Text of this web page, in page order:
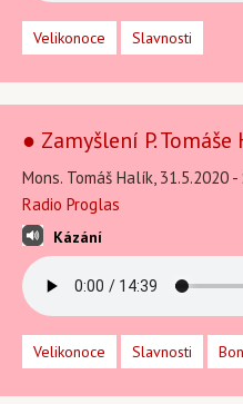
Velikonoce Slavnosti
● Zamyšlení P.
Mons. Tomáš Halík, 31.5.2020
Radio Proglas
Kázání
Velikonoce Slavnosti